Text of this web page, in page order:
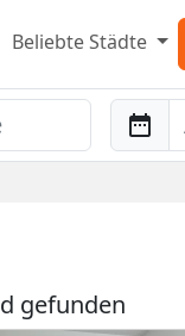
Beliebte Städte
Abreise
gefunden